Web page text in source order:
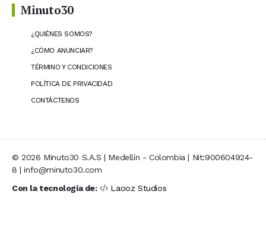
Minuto30
¿QUIÉNES SOMOS?
¿CÓMO ANUNCIAR?
TÉRMINO Y CONDICIONES
POLÍTICA DE PRIVACIDAD
CONTÁCTENOS
© 2026 Minuto30 S.A.S | Medellín - Colombia | Nit:900604924-
8 | info@minuto30.com
Con la tecnología de:
Laooz Studios